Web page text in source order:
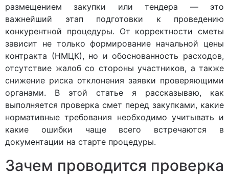
размещением закупки или тендера — это
важнейший этап подготовки к проведению
конкурентной процедуры. От корректности сметы
зависит не только формирование начальной цены
контракта (НМЦК), но и обоснованность расходов,
отсутствие жалоб со стороны участников, а также
снижение риска отклонения заявки проверяющими
органами. В этой статье я рассказываю, как
выполняется проверка смет перед закупками, какие
нормативные требования необходимо учитывать и
какие ошибки чаще всего встречаются в
документации на старте процедуры.
Зачем проводится проверка